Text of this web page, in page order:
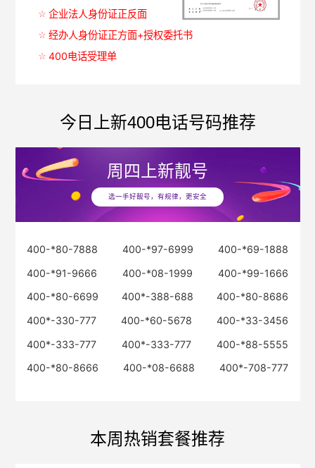
企业法人身份证正反面
经办人身份证正方面+授权委托书
400电话受理单
今日上新400电话号码推荐
周四上新靓号
选一手好靓号，有规律，更安全
400-*80-7888 400-*97-6999
400-*69-1888
400-*91-9666
400-*08-1999
400-*99-1666
400-*80-6699
400*-388-688
400-*80-8686
400*-330-777
400-*60-5678
400-*33-3456
400*-333-777
400*-333-777
400-*88-5555
400-*80-8666
400-*08-6688 400*-708-777
本周热销套餐推荐